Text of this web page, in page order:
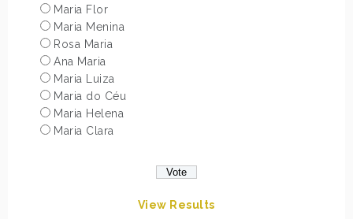
Maria Flor
Maria Menina
Rosa Maria
Ana Maria
Maria Luiza
Maria do Céu
Maria Helena
Maria Clara
View Results